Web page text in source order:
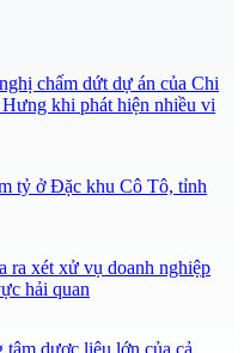
chấm dứt dự án của Chi
khi phát hiện nhiều vi
tỷ ở Đặc khu Cô Tô, tỉnh
xét xử vụ doanh nghiệp
hải quan